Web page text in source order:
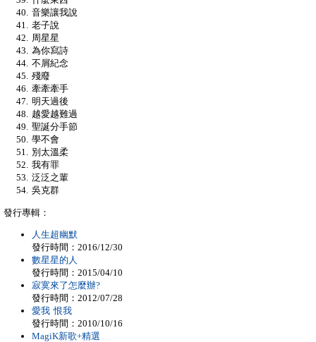
音樂讓我說
老子說
周星星
為你寫詩
不屑紀念
殘廢
牽牽牽手
明天過後
越愛越難過
聖誕分手節
學不會
別太溫柔
我有罪
泛泛之輩
吳克群
發行專輯：
人生超幽默
發行時間：2016/12/30
數星星的人
發行時間：2015/04/10
寂寞來了怎麼辦?
發行時間：2012/07/28
愛我 恨我
發行時間：2010/10/16
MagiK新歌+精選